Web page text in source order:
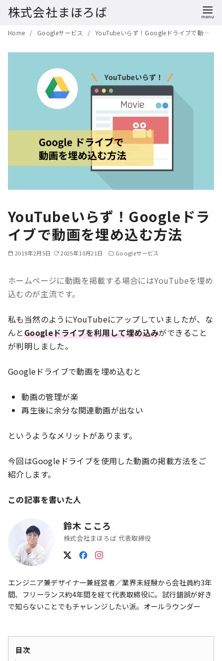
株式会社まほろば
Home Googleサービス YouTubeいらず！Googleドライブで動画を埋め込む方法
YouTubeいらず！Googleドラ
イブで動画を埋め込む方法
2019年2月5日 2025年10月21日 Googleサービス
ホームページに動画を掲載する場合にはYouTubeを埋め
込むのが主流です。
私も当然のようにYouTubeにアップしていましたが、な
んとGoogleドライブを利用して埋め込みができること
が判明しました。
Googleドライブで動画を埋め込むと
動画の管理が楽
再生後に余分な関連動画が出ない
というようなメリットがあります。
今回はGoogleドライブを使用した動画の掲載方法をご
紹介します。
この記事を書いた人
鈴木 こころ
株式会社まほろば 代表取締役
エンジニア兼デザイナー兼経営者／業界未経験から会社員約3年
間、フリーランス約4年間を経て代表取締役に。試行錯誤が好き
で知らないことでもチャレンジしたい派。オールラウンダー
目次